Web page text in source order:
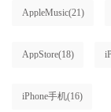
AppleMusic(21)
AppStore(18)
iPhone手机(16)